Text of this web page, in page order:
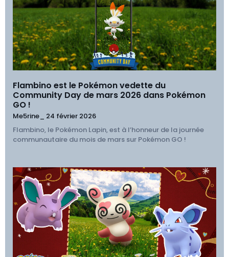
Flambino est le Pokémon vedette du
Community Day de mars 2026 dans Pokémon
GO !
Me5rine_ 24 février 2026
Flambino, le Pokémon Lapin, est à l’honneur de la journée
communautaire du mois de mars sur Pokémon GO !